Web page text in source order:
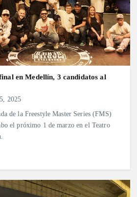
en Medellín, 3 candidatos al
2025
de la Freestyle Master Series (FMS)
el próximo 1 de marzo en el Teatro